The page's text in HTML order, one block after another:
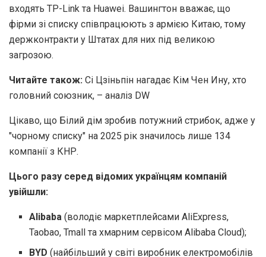
входять TP-Link та Huawei. Вашингтон вважає, що
фірми зі списку співпрацюють з армією Китаю, тому
держконтракти у Штатах для них під великою
загрозою.
Читайте також: Сі Цзіньпін нагадає Кім Чен Ину, хто
головний союзник, – аналіз DW
Цікаво, що Білий дім зробив потужний стрибок, адже у
"чорному списку" на 2025 рік значилось лише 134
компанії з КНР.
Цього разу серед відомих українцям компаній
увійшли:
Alibaba (володіє маркетплейсами AliExpress,
Taobao, Tmall та хмарним сервісом Alibaba Cloud);
BYD (найбільший у світі виробник електромобілів